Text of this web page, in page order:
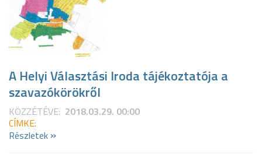
A Helyi Választási Iroda tájékoztatója a
szavazókörökről
KÖZZÉTÉVE: 2018.03.29. 00:00
CÍMKE:
Részletek »